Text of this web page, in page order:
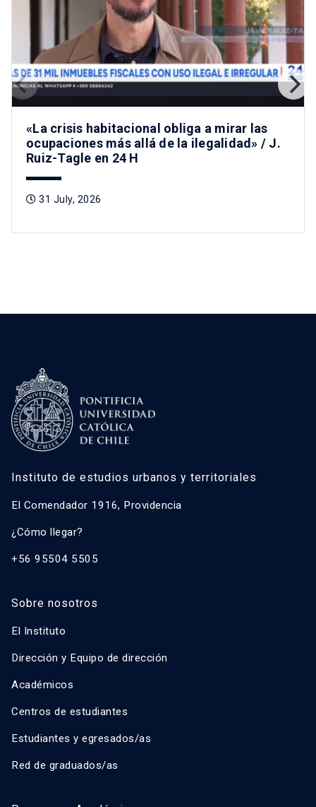
«La crisis habitacional obliga a mirar las
ocupaciones más allá de la ilegalidad» / J.
Ruiz-Tagle en 24 H
31 July, 2026
Instituto de estudios urbanos y territoriales
El Comendador 1916, Providencia
¿Cómo llegar?
+56 95504 5505
Sobre nosotros
El Instituto
Dirección y Equipo de dirección
Académicos
Centros de estudiantes
Estudiantes y egresados/as
Red de graduados/as